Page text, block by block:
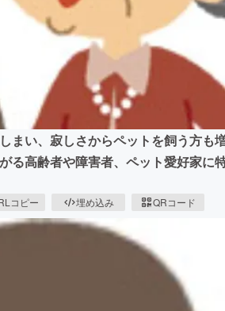
CAMPFIRE for Social Good
CAMPFIREふるさと納税
まい、寂しさからペットを飼う方も
る高齢者や障害者、ペット愛好家に
コピー 埋め込み QRコード